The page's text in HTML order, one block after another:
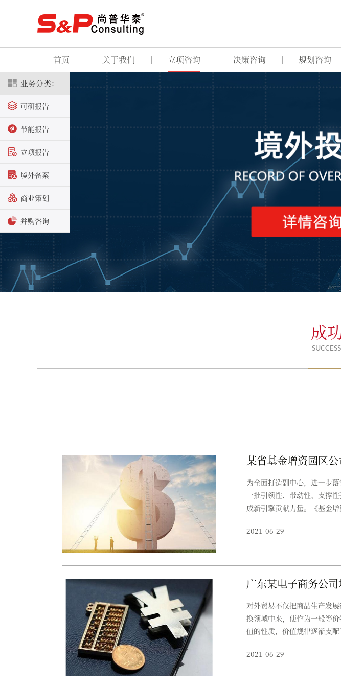
业务分类：
可研报告
节能报告
立项报告
境外备案
商业策划
并购咨询
首页 关于我们 立项咨询 决策咨询 规划咨询
成
某省基金增资园区
为全面打造副中心，进一步
一批引领性、带动性、支撑
成新引擎贡献力量。《基金
2021-06-29
广东某电子商务公
对外贸易不仅把商品生产发
换领域中来，使作为一般等
值的性质，价值规律逐渐支
2021-06-29